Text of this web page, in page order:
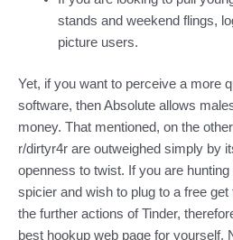
stands and weekend flings,
picture users.
Yet, if you want to perceive a more
software, then Absolute allows
money. That mentioned, on the
r/dirtyr4r are outweighed simply by
openness to twist. If you are hunting
spicier and wish to plug to a free
the further actions of Tinder,
best hookup web page for yourself.